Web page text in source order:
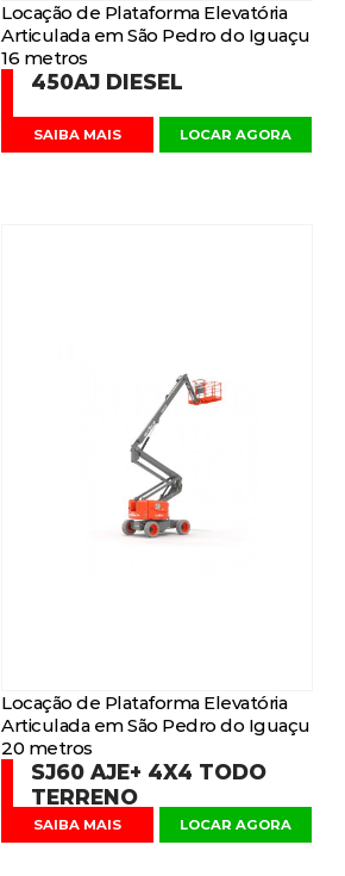
Locação de Plataforma Elevatória
Articulada em São Pedro do Iguaçu
16 metros
450AJ DIESEL
SAIBA MAIS LOCAR AGORA
Locação de Plataforma Elevatória
Articulada em São Pedro do Iguaçu
20 metros
SJ60 AJE+ 4X4 TODO
TERRENO
SAIBA MAIS LOCAR AGORA